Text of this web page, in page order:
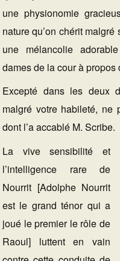
une physionomie
nature qu’on chérit
une mélancolie
dames de la cour à propos
Excepté dans les deux
malgré votre habileté, ne
dont l’a accablé M. Scribe.
La vive sensibilité et
l’intelligence rare de
Nourrit [Adolphe Nourrit
est le grand ténor qui a
joué le premier le rôle de
Raoul] luttent en vain